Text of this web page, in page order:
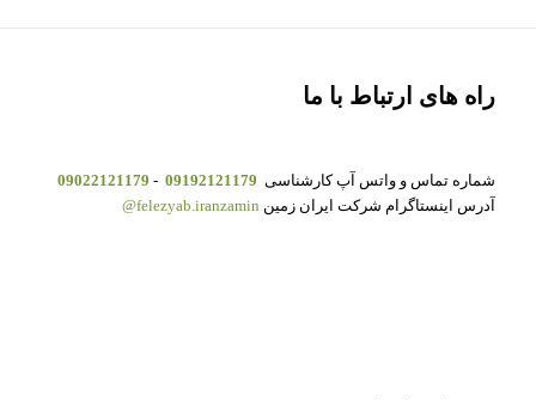
راه های ارتباط با ما
شماره تماس و واتس آپ کارشناسی 09192121179
-
09022121179
آدرس اینستاگرام شرکت ایران زمین felezyab.iranzamin@